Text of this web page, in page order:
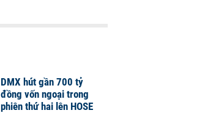
DMX hút gần 700 tỷ
đồng vốn ngoại trong
phiên thứ hai lên HOSE